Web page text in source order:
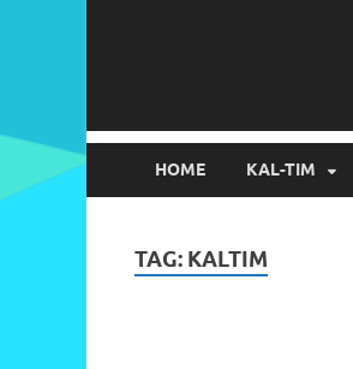
HOME KAL-TIM
TAG: KALTIM